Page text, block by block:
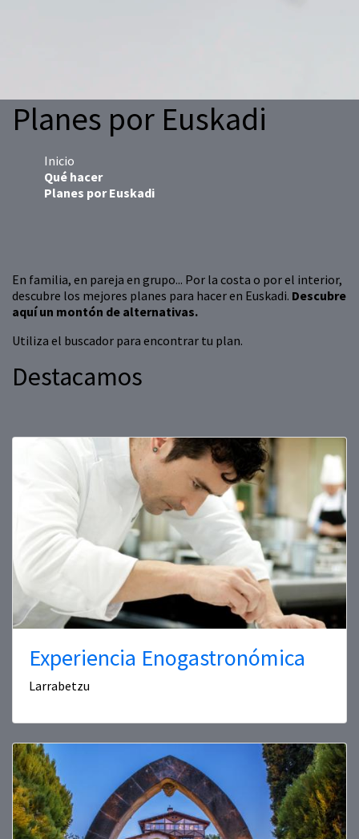
Planes por Euskadi
Inicio
Qué hacer
Planes por Euskadi
En familia, en pareja en grupo... Por la costa o por el interior,
descubre los mejores planes para hacer en Euskadi. Descubre
aquí un montón de alternativas.
Utiliza el buscador para encontrar tu plan.
Destacamos
Experiencia Enogastronómica
Larrabetzu